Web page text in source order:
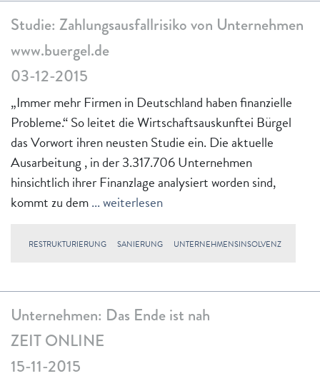
Studie: Zahlungsausfallrisiko von Unternehmen
www.buergel.de
03-12-2015
„Immer mehr Firmen in Deutschland haben finanzielle
Probleme.“ So leitet die Wirtschaftsauskunftei Bürgel
das Vorwort ihren neusten Studie ein. Die aktuelle
Ausarbeitung , in der 3.317.706 Unternehmen
hinsichtlich ihrer Finanzlage analysiert worden sind,
kommt zu dem... weiterlesen
RESTRUKTURIERUNG SANIERUNG UNTERNEHMENSINSOLVENZ
Unternehmen: Das Ende ist nah
ZEIT ONLINE
15-11-2015